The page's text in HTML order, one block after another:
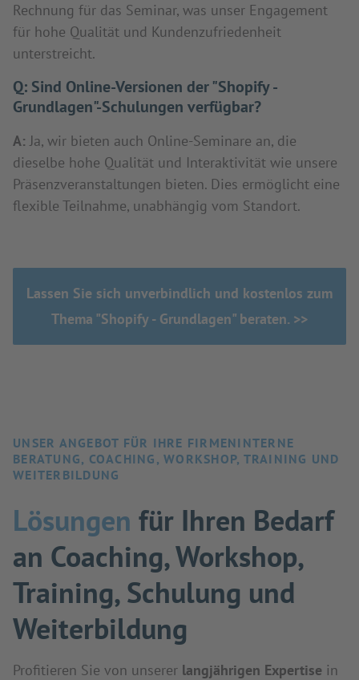
Rechnung für das Seminar, was unser Engagement
für hohe Qualität und Kundenzufriedenheit
unterstreicht.
Q: Sind Online-Versionen der "Shopify -
Grundlagen"-Schulungen verfügbar?
A: Ja, wir bieten auch Online-Seminare an, die
dieselbe hohe Qualität und Interaktivität wie unsere
Präsenzveranstaltungen bieten. Dies ermöglicht eine
flexible Teilnahme, unabhängig vom Standort.
Lassen Sie sich unverbindlich und kostenlos zum
Thema "Shopify - Grundlagen" beraten. >>
UNSER ANGEBOT FÜR IHRE FIRMENINTERNE
BERATUNG, COACHING, WORKSHOP, TRAINING UND
WEITERBILDUNG
Lösungen für Ihren Bedarf
an Coaching, Workshop,
Training, Schulung und
Weiterbildung
Profitieren Sie von unserer langjährigen Expertise in